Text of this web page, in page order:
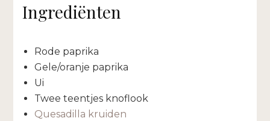
Ingrediënten
Rode paprika
Gele/oranje paprika
Ui
Twee teentjes knoflook
Quesadilla kruiden